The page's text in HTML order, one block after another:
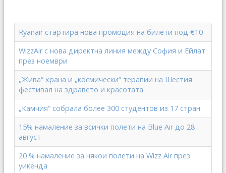
Ryanair стартира нова промоция на билети под €10
WizzAir с нова директна линия между София и Ейлат
през ноември
„Жива“ храна и „космически“ терапии на Шестия
фестивал на здравето и красотата
„Камчия“ собрала более 300 студентов из 17 стран
15% намаление за всички полети на Blue Air до 28
август
20 % намаление за някои полети на Wizz Air през
уикенда